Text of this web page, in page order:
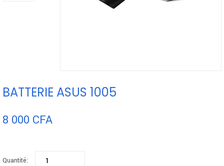
BATTERIE ASUS 1005
8 000 CFA
Quantité: